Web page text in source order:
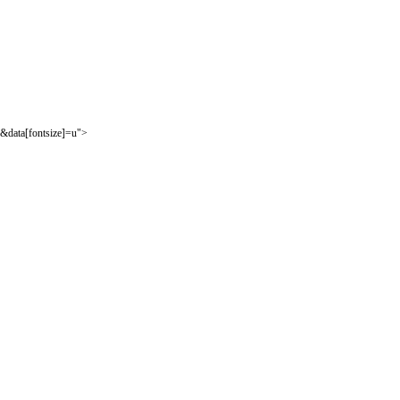
&data[fontsize]=u">